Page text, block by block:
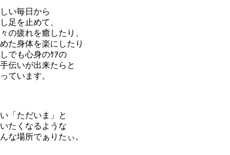
い毎日から
足を止めて、
の疲れを癒したり、
た身体を楽にしたり
でも心身のｹｱの
伝いが出来たらと
ています。
「ただいま」と
たくなるような
な場所でぁりたぃ。